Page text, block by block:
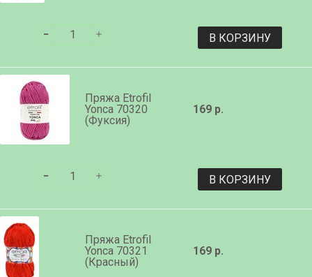
В КОРЗИНУ
Пряжа Etrofil
Yonca 70320
(Фуксия)
169 р.
В КОРЗИНУ
Пряжа Etrofil
Yonca 70321
(Красный)
169 р.